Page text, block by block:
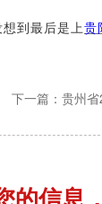
到最后是上贵
下一篇：贵州
的信息